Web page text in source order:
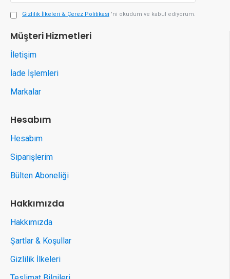
Gizlilik İlkeleri & Çerez Politikasi 'ni okudum ve kabul ediyorum.
Müşteri Hizmetleri
İletişim
İade İşlemleri
Markalar
Hesabım
Hesabım
Siparişlerim
Bülten Aboneliği
Hakkımızda
Hakkımızda
Şartlar & Koşullar
Gizlilik İlkeleri